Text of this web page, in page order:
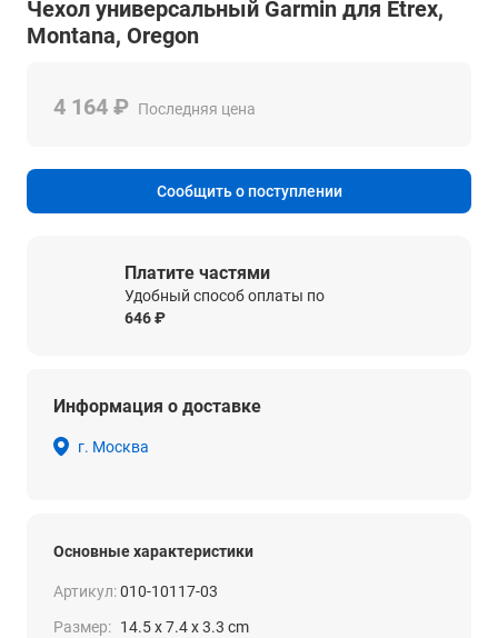
Чехол универсальный Garmin для Etrex,
Montana, Oregon
4 164 ₽ Последняя цена
Сообщить о поступлении
Платите частями
Удобный способ оплаты по
646 ₽
Информация о доставке
г. Москва
Основные характеристики
Артикул:010-10117-03
Размер: 14.5 x 7.4 x 3.3 cm